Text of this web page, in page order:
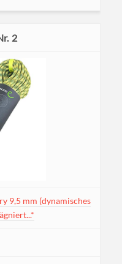
2
9,5 mm (dynamisches